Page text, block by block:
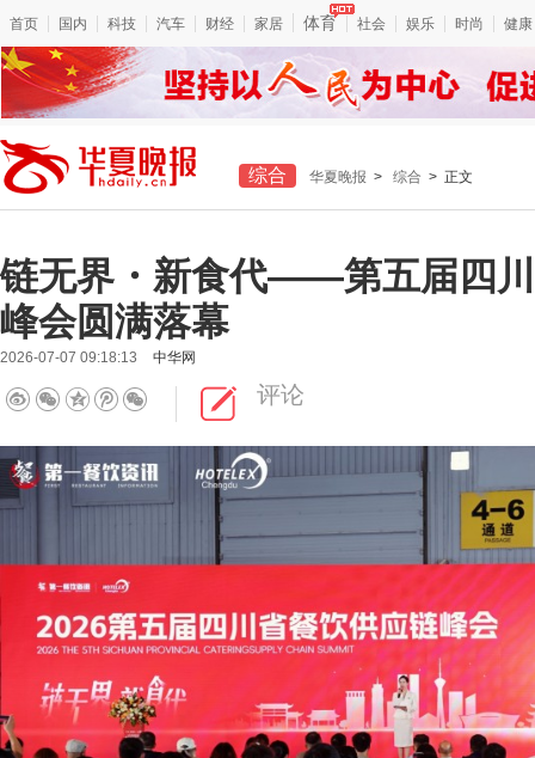
首页 国内 科技 汽车 财经 家居 体育 社会 娱乐 时尚 健康
综合 华夏晚报 > 综合 > 正文
链无界・新食代——第五届四
峰会圆满落幕
2026-07-07 09:18:13 中华网
评论